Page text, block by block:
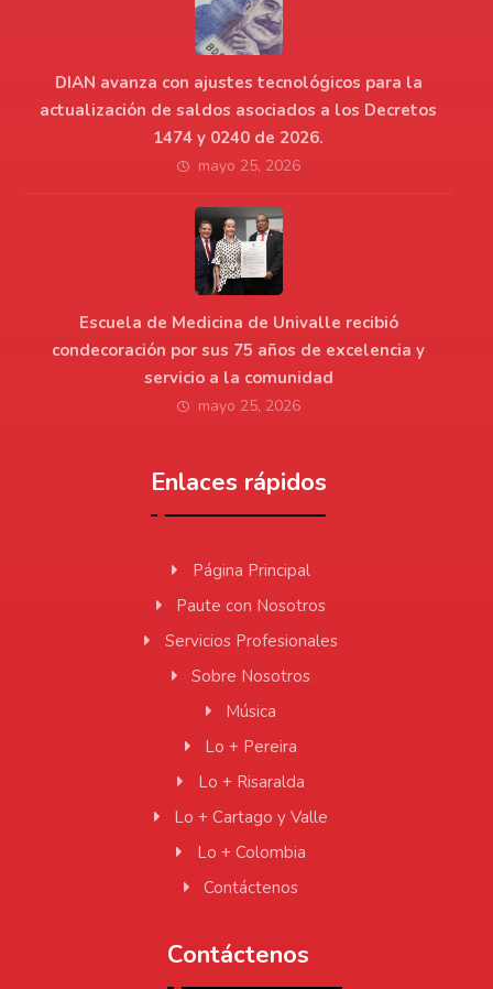
DIAN avanza con ajustes tecnológicos para la
actualización de saldos asociados a los Decretos
1474 y 0240 de 2026.
mayo 25, 2026
Escuela de Medicina de Univalle recibió
condecoración por sus 75 años de excelencia y
servicio a la comunidad
mayo 25, 2026
Enlaces rápidos
Página Principal
Paute con Nosotros
Servicios Profesionales
Sobre Nosotros
Música
Lo + Pereira
Lo + Risaralda
Lo + Cartago y Valle
Lo + Colombia
Contáctenos
Contáctenos